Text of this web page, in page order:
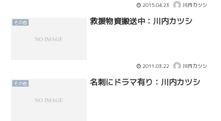
2015.04.23 川内カツシ
その他 救援物資搬送中：川内カツシ
2011.03.22 川内カツシ
その他 名刺にドラマ有り：川内カツシ